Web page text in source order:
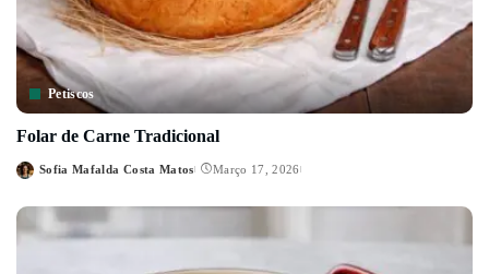
Petiscos
Folar de Carne Tradicional
Posted
Sofia Mafalda Costa Matos Março 17, 2026